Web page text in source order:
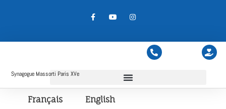
Synagogue Massorti Paris XVe
Français English